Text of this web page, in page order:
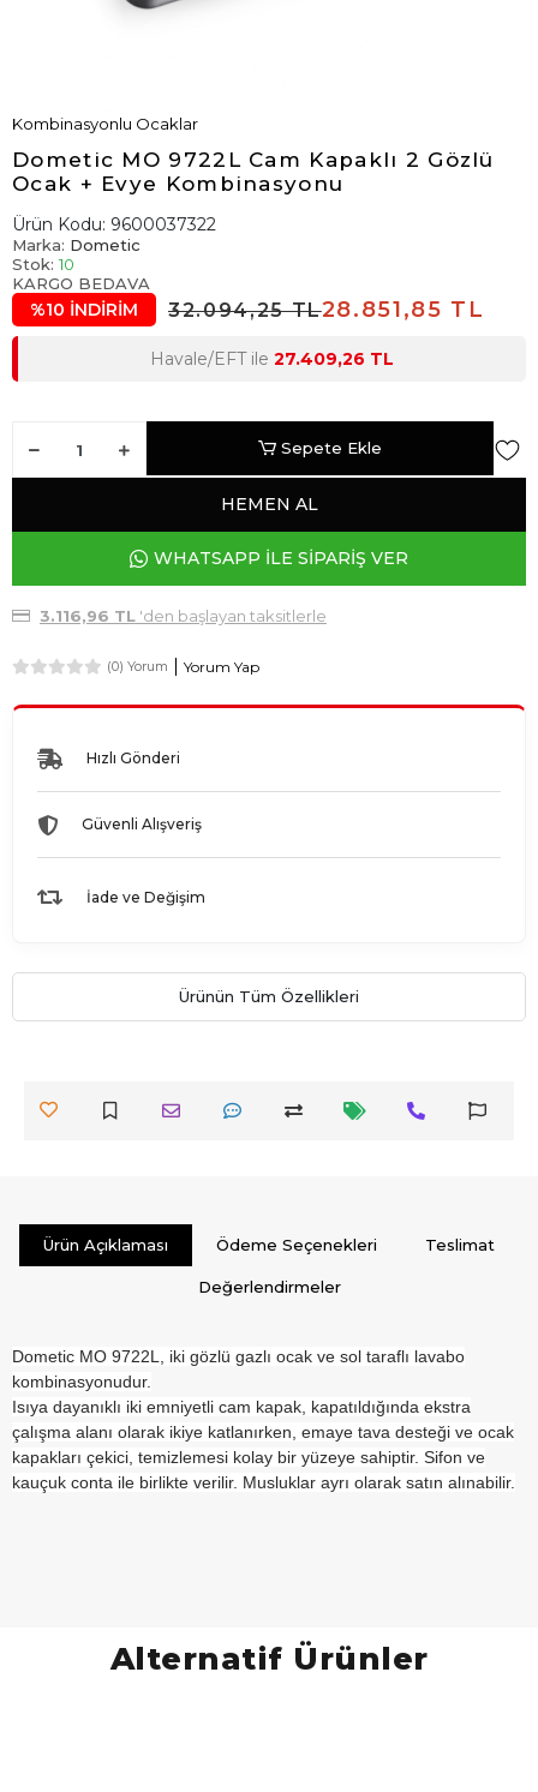
Kombinasyonlu Ocaklar
Dometic MO 9722L Cam Kapaklı 2 Gözlü
Ocak + Evye Kombinasyonu
Ürün Kodu: 9600037322
Marka: Dometic
Stok: 10
KARGO BEDAVA
%10 İNDİRİM 32.094,25 TL28.851,85 TL
Havale/EFT ile 27.409,26 TL
Sepete Ekle
HEMEN AL
WHATSAPP İLE SİPARİŞ VER
3.116,96 TL'den başlayan taksitlerle
(0) Yorum Yorum Yap
Hızlı Gönderi
Güvenli Alışveriş
İade ve Değişim
Ürünün Tüm Özellikleri
Ürün Açıklaması Ödeme Seçenekleri Teslimat
Değerlendirmeler
Dometic MO 9722L, iki gözlü gazlı ocak ve sol taraflı lavabo
kombinasyonudur.
Isıya dayanıklı iki emniyetli cam kapak, kapatıldığında ekstra
çalışma alanı olarak ikiye katlanırken, emaye tava desteği ve ocak
kapakları çekici, temizlemesi kolay bir yüzeye sahiptir. Sifon ve
kauçuk conta ile birlikte verilir. Musluklar ayrı olarak satın alınabilir.
Alternatif Ürünler